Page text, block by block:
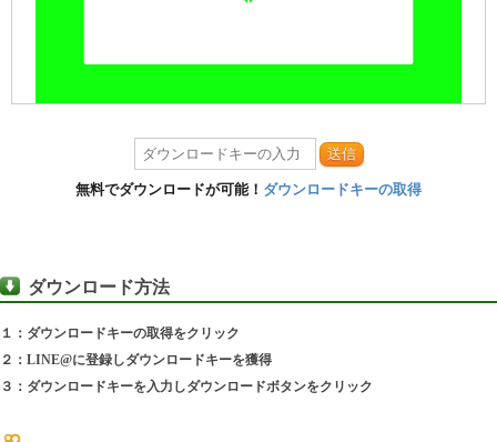
送信
無料でダウンロードが可能！ ダウンロードキーの取得
ダウンロード方法
１：ダウンロードキーの取得をクリック
２：LINE@に登録しダウンロードキーを獲得
３：ダウンロードキーを入力しダウンロードボタンをクリック